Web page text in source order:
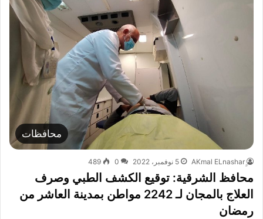
محافظات
5 نوفمبر، 2022 0
489
محافظ الشرقية: توقيع الكشف الطبي وصرف
العلاج بالمجان لـ 2242 مواطن بمدينة العاشر من
رمضان